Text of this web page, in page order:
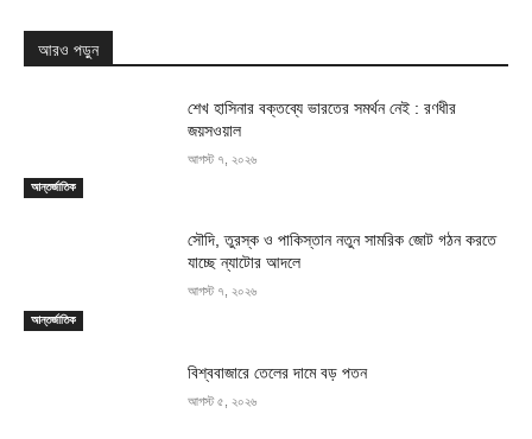
আরও পড়ুন
আন্তর্জাতিক
শেখ হাসিনার বক্তব্যে ভারতের সমর্থন নেই : রণধীর
জয়সওয়াল
আগস্ট ৭, ২০২৬
আন্তর্জাতিক
সৌদি, তুরস্ক ও পাকিস্তান নতুন সামরিক জোট গঠন করতে
যাচ্ছে ন্যাটোর আদলে
আগস্ট ৭, ২০২৬
বিশ্ববাজারে তেলের দামে বড় পতন
আগস্ট ৫, ২০২৬